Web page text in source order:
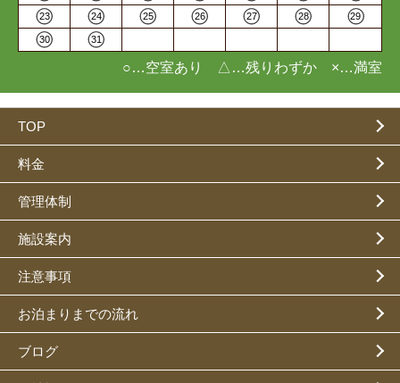
23 24 25 26 27 28 29
30 31
○…空室あり △…残りわずか ×…満室
TOP
料金
管理体制
施設案内
注意事項
お泊まりまでの流れ
ブログ